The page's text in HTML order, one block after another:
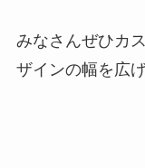
みなさんぜひカ
ザインの幅を広